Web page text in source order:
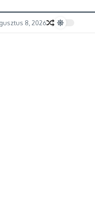
8, 2026